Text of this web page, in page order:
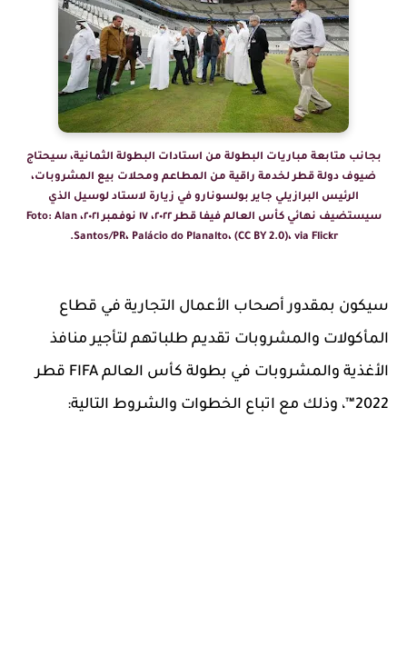
بجانب متابعة مباريات البطولة من استادات البطولة الثمانية، سيحتاج
ضيوف دولة قطر لخدمة راقية من المطاعم ومحلات بيع المشروبات،
الرئيس البرازيلي جاير بولسونارو في زيارة لاستاد لوسيل الذي
سيستضيف نهائي كأس العالم فيفا قطر ٢٠٢٢، ١٧ نوفمبر ٢٠٢١، Foto: Alan
Santos/PR، Palácio do Planalto، (CC BY 2.0)، via Flickr.
سيكون بمقدور أصحاب الأعمال التجارية في قطاع
المأكولات والمشروبات تقديم طلباتهم لتأجير منافذ
الأغذية والمشروبات في بطولة كأس العالم FIFA قطر
2022™، وذلك مع اتباع الخطوات والشروط التالية: